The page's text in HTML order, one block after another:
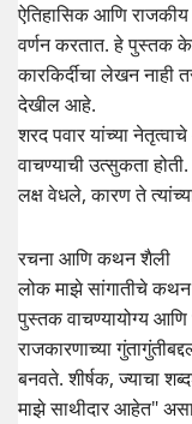
ऐतिहासिक आणि
वर्णन करतात. हे पुस्तक
कारकिर्दीचा लेखन नाही
देखील आहे.
शरद पवार यांच्या
वाचण्याची उत्सुकता
लक्ष वेधले, कारण ते
रचना आणि कथन शैली
लोक माझे सांगातीचे
पुस्तक वाचण्यायोग्य आणि
राजकारणाच्या
बनवते. शीर्षक, ज्याचा
माझे साथीदार आहेत"